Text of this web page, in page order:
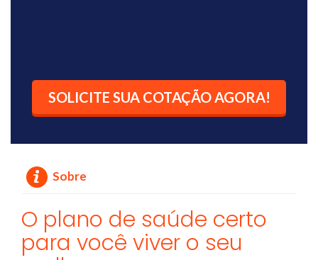
SOLICITE SUA COTAÇÃO AGORA!
Sobre
O plano de saúde certo
para você viver o seu